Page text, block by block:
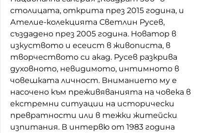
столицата, открита през 2015 година, и
Ателие-колекцията Светлин Русев,
създадено през 2005 година. Новатор в
изкуството и есеист в живописта, в
творчеството си акад. Русев разкрива
духовното, невидимото, интимното в
човешката личност. Вниманието му е
насочено към преживяванията на човека в
екстремни ситуации на исторически
превратности или в тежки житейски
изпитания. В интервю от 1983 година